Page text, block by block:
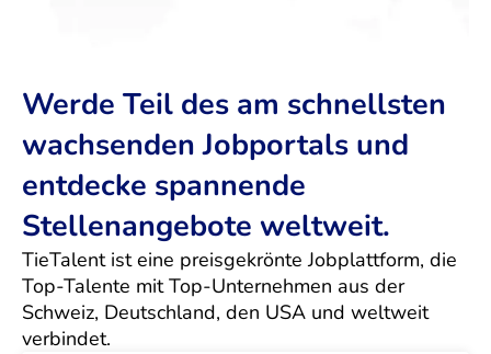
Werde Teil des am schnellsten
wachsenden Jobportals und
entdecke spannende
Stellenangebote weltweit.
TieTalent ist eine preisgekrönte Jobplattform, die
Top-Talente mit Top-Unternehmen aus der
Schweiz, Deutschland, den USA und weltweit
verbindet.